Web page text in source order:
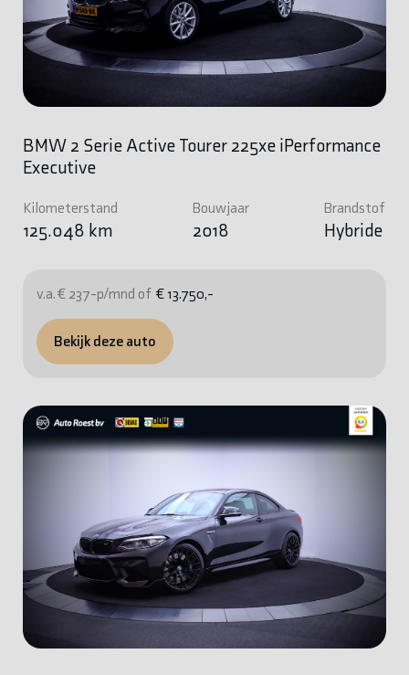
BMW 2 Serie Active Tourer 225xe iPerformance
Executive
Kilometerstand
125.048 km
Bouwjaar
2018
Brandstof
Hybride
v.a. € 237-p/mnd of € 13.750,-
Bekijk deze auto